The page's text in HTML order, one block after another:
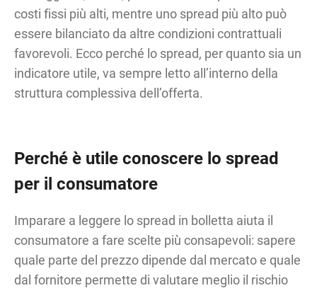
costi fissi più alti, mentre uno spread più alto può
essere bilanciato da altre condizioni contrattuali
favorevoli. Ecco perché lo spread, per quanto sia un
indicatore utile, va sempre letto all’interno della
struttura complessiva dell’offerta.
Perché è utile conoscere lo spread
per il consumatore
Imparare a leggere lo spread in bolletta aiuta il
consumatore a fare scelte più consapevoli: sapere
quale parte del prezzo dipende dal mercato e quale
dal fornitore permette di valutare meglio il rischio